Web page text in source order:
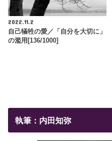
2022.11.2
自己犠牲の愛／「自分を大切に」
の濫用[136/1000]
執筆：内田知弥